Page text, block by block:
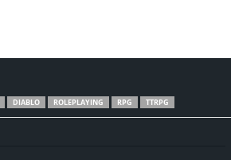
DIABLO ROLEPLAYING RPG TTRPG